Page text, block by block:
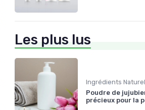
Les plus lus
Poudre de
précieux pour la